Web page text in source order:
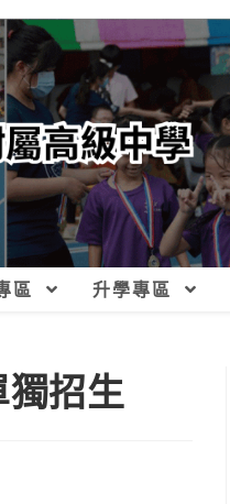
區 升學專區
獨招生